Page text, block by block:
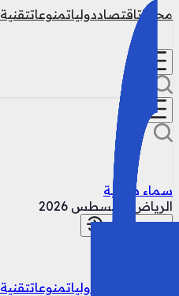
محلياتاقتصاددولياتمنوعاتتقنية
سماء صافية
الرياض
دولياتمنوعاتتقنية